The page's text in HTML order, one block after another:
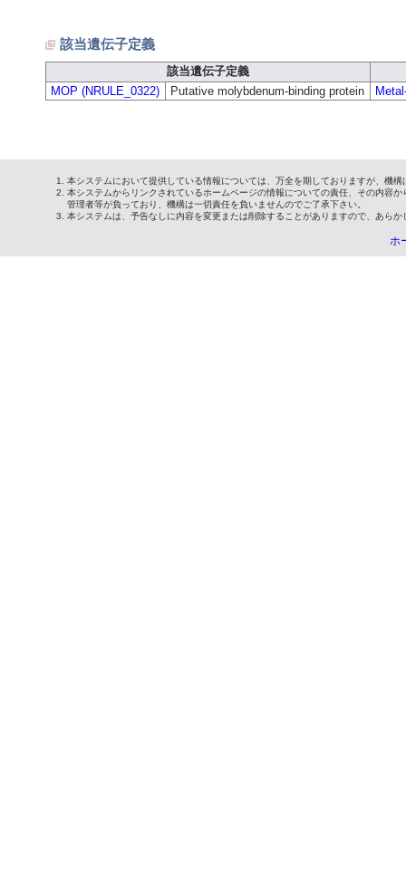
該当遺伝子定義
該当遺伝子定義
MOP (NRULE_0322)
Putative molybdenum-binding protein
本システムにおいて提供している情報については、万全を期しておりますが、機
本システムからリンクされているホームページの情報についての責任、その内容
管理者等が負っており、機構は一切責任を負いませんのでご了承下さい。
本システムは、予告なしに内容を変更または削除することがありますので、あらか
ホ